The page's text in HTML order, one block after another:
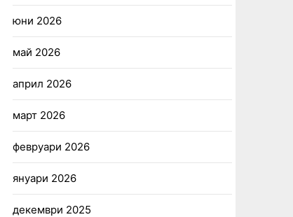
юни 2026
май 2026
април 2026
март 2026
февруари 2026
януари 2026
декември 2025